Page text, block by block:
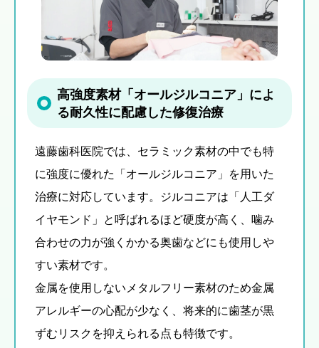
高強度素材「オールジルコニア」によ
る耐久性に配慮した修復治療
遠藤歯科医院では、セラミック素材の中でも特
に強度に優れた「オールジルコニア」を用いた
治療に対応しています。ジルコニアは「人工ダ
イヤモンド」と呼ばれるほど硬度が高く、噛み
合わせの力が強くかかる奥歯などにも使用しや
すい素材です。
金属を使用しないメタルフリー素材のため金属
アレルギーの心配が少なく、将来的に歯茎が黒
ずむリスクを抑えられる点も特徴です。